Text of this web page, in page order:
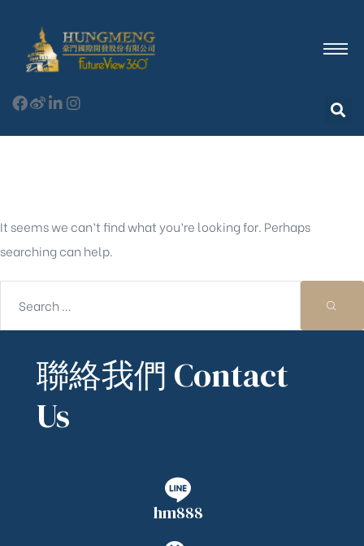
It seems we can’t find what you’re looking for. Perhaps
searching can help.
聯絡我們 Contact
Us
hm888